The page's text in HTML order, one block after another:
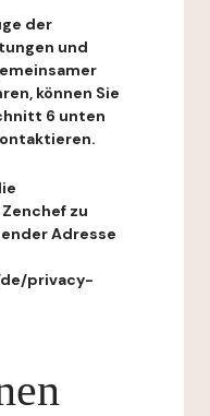
der
und
können Sie
6 unten
zu
Adresse
privacy-